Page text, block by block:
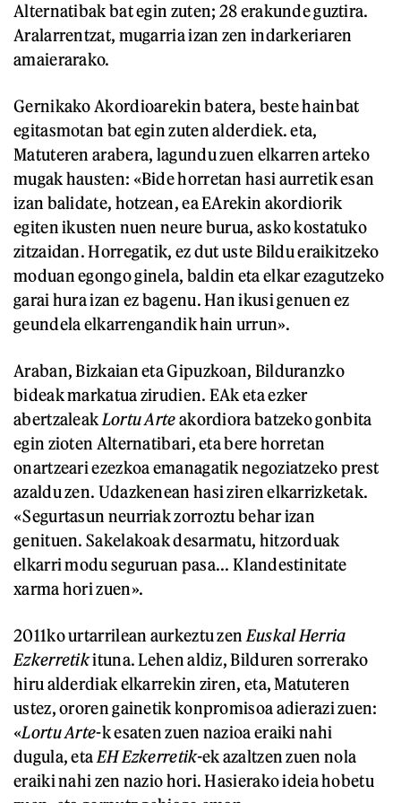
Alternatibak bat egin zuten; 28 erakunde guztira.
Aralarrentzat, mugarria izan zen indarkeriaren
amaierarako.
Gernikako Akordioarekin batera, beste hainbat
egitasmotan bat egin zuten alderdiek. eta,
Matuteren arabera, lagundu zuen elkarren arteko
mugak hausten: «Bide horretan hasi aurretik esan
izan balidate, hotzean, ea EArekin akordiorik
egiten ikusten nuen neure burua, asko kostatuko
zitzaidan. Horregatik, ez dut uste Bildu eraikitzeko
moduan egongo ginela, baldin eta elkar ezagutzeko
garai hura izan ez bagenu. Han ikusi genuen ez
geundela elkarrengandik hain urrun».
Araban, Bizkaian eta Gipuzkoan, Bilduranzko
bideak markatua zirudien. EAk eta ezker
abertzaleak Lortu Arteakordiora batzeko gonbita
egin zioten Alternatibari, eta bere horretan
onartzeari ezezkoa emanagatik negoziatzeko prest
azaldu zen. Udazkenean hasi ziren elkarrizketak.
«Segurtasun neurriak zorroztu behar izan
genituen. Sakelakoak desarmatu, hitzorduak
elkarri modu seguruan pasa... Klandestinitate
xarma hori zuen».
2011ko urtarrilean aurkeztu zen Euskal Herria
Ezkerretikituna. Lehen aldiz, Bilduren sorrerako
hiru alderdiak elkarrekin ziren, eta, Matuteren
ustez, ororen gainetik konpromisoa adierazi zuen:
«Lortu Arte-k esaten zuen nazioa eraiki nahi
dugula, eta EH Ezkerretik-ek azaltzen zuen nola
eraiki nahi zen nazio hori. Hasierako ideia hobetu